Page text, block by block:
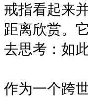
戒指看起来
距离欣赏。
去思考：如
作为一个跨